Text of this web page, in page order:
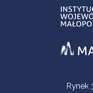
Informacje
Rynek